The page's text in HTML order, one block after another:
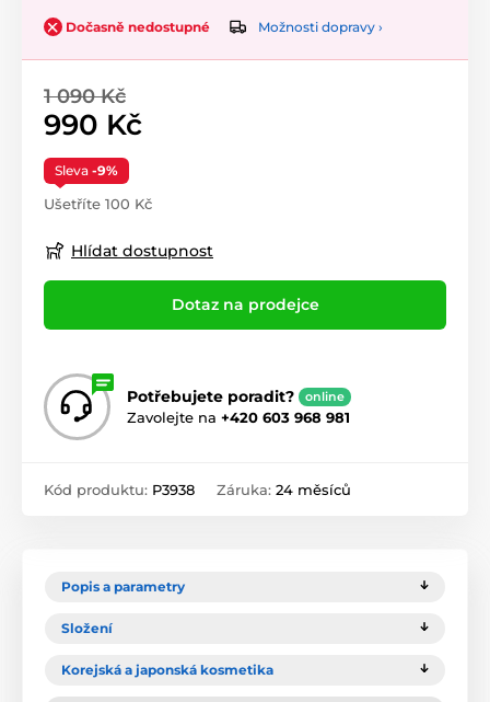
Dočasně nedostupné Možnosti dopravy ›
1 090 Kč
990 Kč
Sleva -9%
Ušetříte 100 Kč
Hlídat dostupnost
Dotaz na prodejce
Potřebujete poradit? online
Zavolejte na +420 603 968 981
Kód produktu: P3938 Záruka: 24 měsíců
Popis a parametry
Složení
Korejská a japonská kosmetika